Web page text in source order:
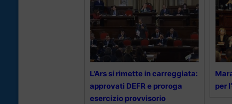
L’Ars si rimette in carreggiata:
approvati DEFR e proroga
esercizio provvisorio
per